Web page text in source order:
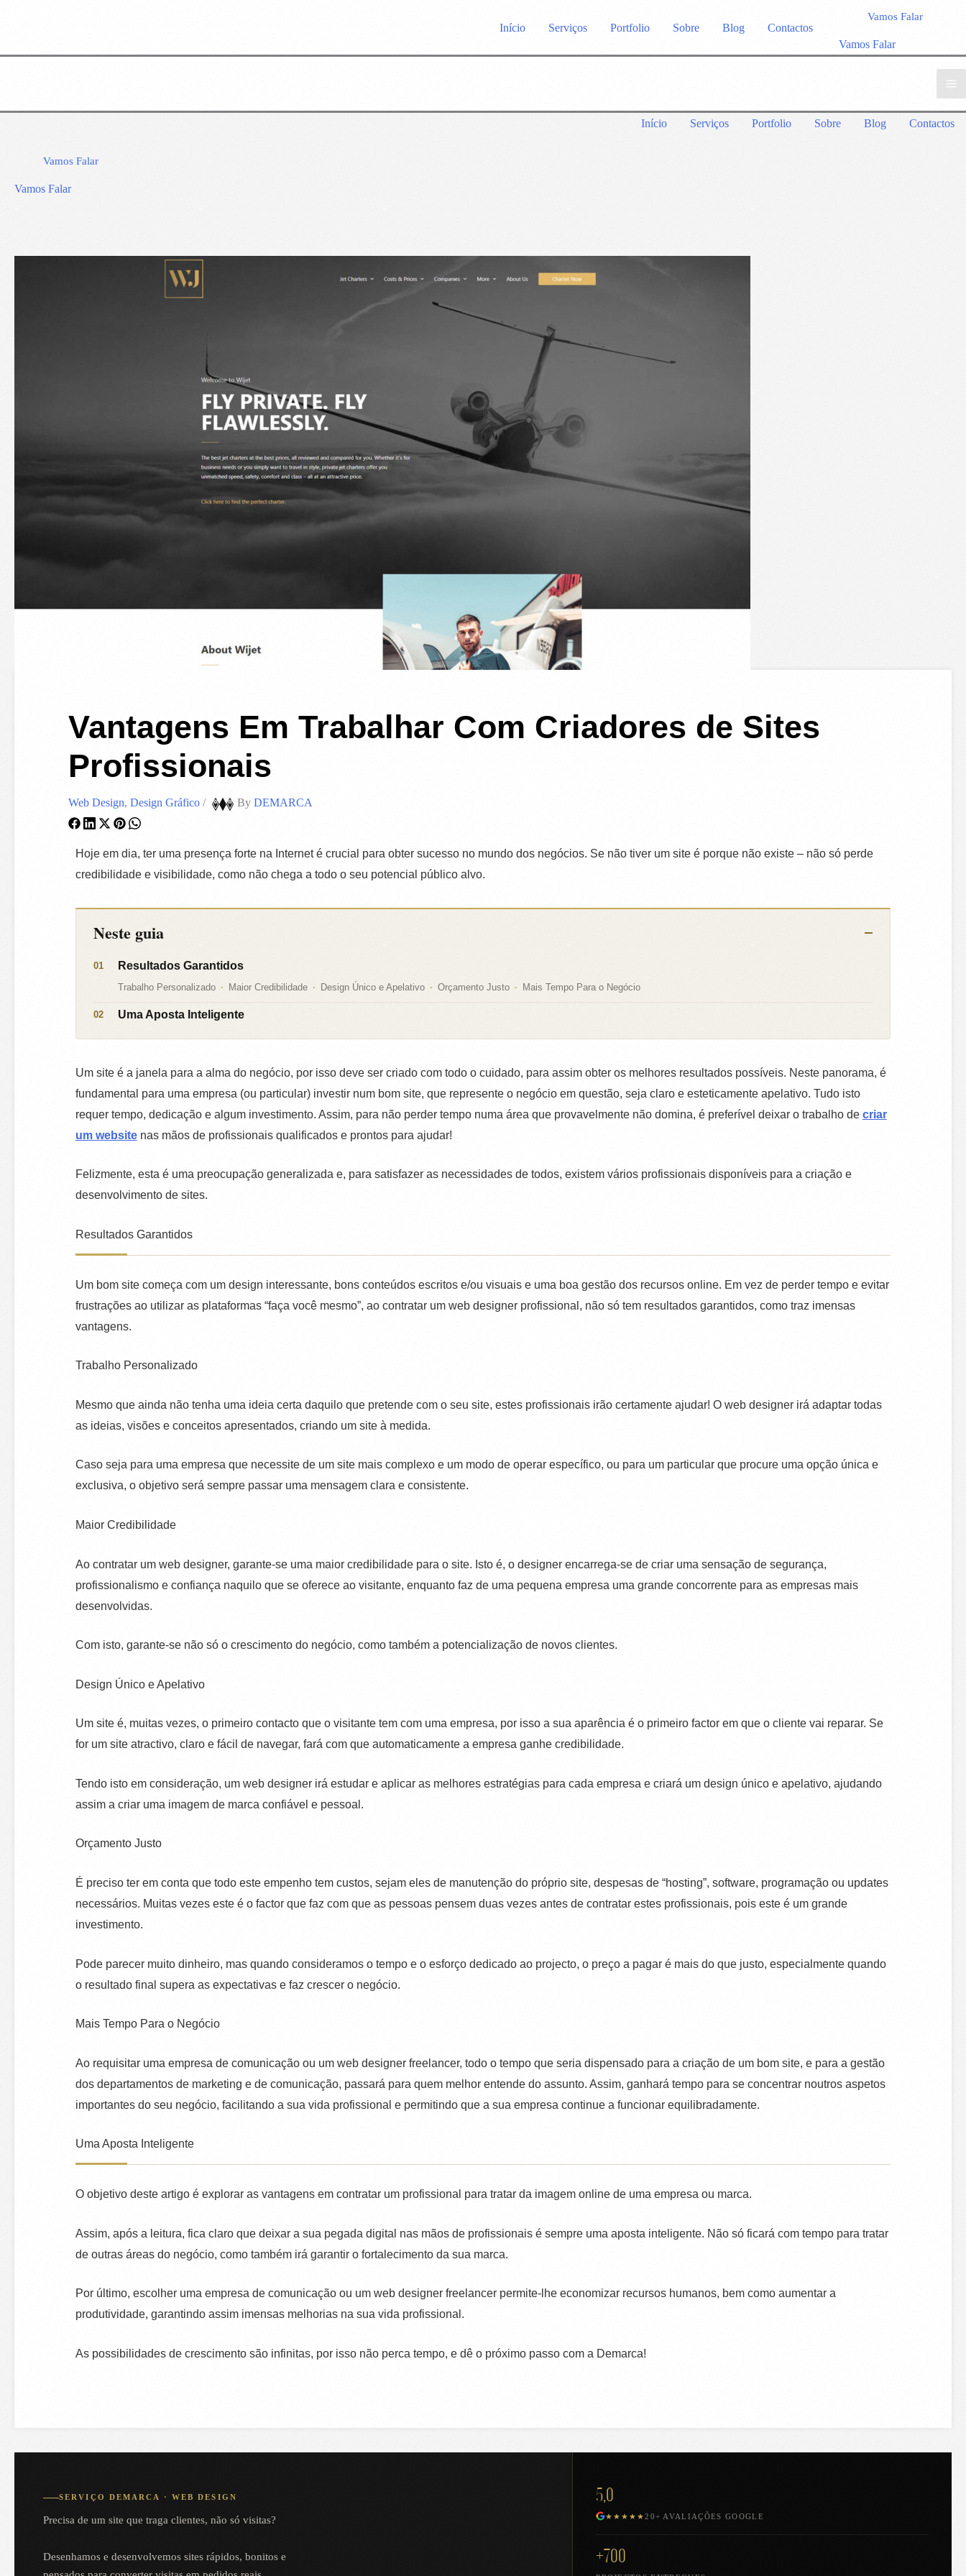
Início Serviços Portfolio Sobre Blog Contactos
Vamos Falar
Vamos Falar
Início Serviços Portfolio Sobre Blog Contactos
Vamos Falar
Vamos Falar
Vantagens Em Trabalhar Com Criadores de Sites
Profissionais
Web Design, Design Gráfico/ By DEMARCA
Hoje em dia, ter uma presença forte na Internet é crucial para obter sucesso no mundo dos negócios. Se não tiver um site é porque não existe – não só perde
credibilidade e visibilidade, como não chega a todo o seu potencial público alvo.
Neste guia
Resultados Garantidos
Trabalho Personalizado Maior Credibilidade Design Único e Apelativo Orçamento Justo Mais Tempo Para o Negócio
Uma Aposta Inteligente
Um site é a janela para a alma do negócio, por isso deve ser criado com todo o cuidado, para assim obter os melhores resultados possíveis. Neste panorama, é
fundamental para uma empresa (ou particular) investir num bom site, que represente o negócio em questão, seja claro e esteticamente apelativo. Tudo isto
requer tempo, dedicação e algum investimento. Assim, para não perder tempo numa área que provavelmente não domina, é preferível deixar o trabalho de criar
um websitenas mãos de profissionais qualificados e prontos para ajudar!
Felizmente, esta é uma preocupação generalizada e, para satisfazer as necessidades de todos, existem vários profissionais disponíveis para a criação e
desenvolvimento de sites.
Resultados Garantidos
Um bom site começa com um design interessante, bons conteúdos escritos e/ou visuais e uma boa gestão dos recursos online. Em vez de perder tempo e evitar
frustrações ao utilizar as plataformas “faça você mesmo”, ao contratar um web designer profissional, não só tem resultados garantidos, como traz imensas
vantagens.
Trabalho Personalizado
Mesmo que ainda não tenha uma ideia certa daquilo que pretende com o seu site, estes profissionais irão certamente ajudar! O web designer irá adaptar todas
as ideias, visões e conceitos apresentados, criando um site à medida.
Caso seja para uma empresa que necessite de um site mais complexo e um modo de operar específico, ou para um particular que procure uma opção única e
exclusiva, o objetivo será sempre passar uma mensagem clara e consistente.
Maior Credibilidade
Ao contratar um web designer, garante-se uma maior credibilidade para o site. Isto é, o designer encarrega-se de criar uma sensação de segurança,
profissionalismo e confiança naquilo que se oferece ao visitante, enquanto faz de uma pequena empresa uma grande concorrente para as empresas mais
desenvolvidas.
Com isto, garante-se não só o crescimento do negócio, como também a potencialização de novos clientes.
Design Único e Apelativo
Um site é, muitas vezes, o primeiro contacto que o visitante tem com uma empresa, por isso a sua aparência é o primeiro factor em que o cliente vai reparar. Se
for um site atractivo, claro e fácil de navegar, fará com que automaticamente a empresa ganhe credibilidade.
Tendo isto em consideração, um web designer irá estudar e aplicar as melhores estratégias para cada empresa e criará um design único e apelativo, ajudando
assim a criar uma imagem de marca confiável e pessoal.
Orçamento Justo
É preciso ter em conta que todo este empenho tem custos, sejam eles de manutenção do próprio site, despesas de “hosting”, software, programação ou updates
necessários. Muitas vezes este é o factor que faz com que as pessoas pensem duas vezes antes de contratar estes profissionais, pois este é um grande
investimento.
Pode parecer muito dinheiro, mas quando consideramos o tempo e o esforço dedicado ao projecto, o preço a pagar é mais do que justo, especialmente quando
o resultado final supera as expectativas e faz crescer o negócio.
Mais Tempo Para o Negócio
Ao requisitar uma empresa de comunicação ou um web designer freelancer, todo o tempo que seria dispensado para a criação de um bom site, e para a gestão
dos departamentos de marketing e de comunicação, passará para quem melhor entende do assunto. Assim, ganhará tempo para se concentrar noutros aspetos
importantes do seu negócio, facilitando a sua vida profissional e permitindo que a sua empresa continue a funcionar equilibradamente.
Uma Aposta Inteligente
O objetivo deste artigo é explorar as vantagens em contratar um profissional para tratar da imagem online de uma empresa ou marca.
Assim, após a leitura, fica claro que deixar a sua pegada digital nas mãos de profissionais é sempre uma aposta inteligente. Não só ficará com tempo para tratar
de outras áreas do negócio, como também irá garantir o fortalecimento da sua marca.
Por último, escolher uma empresa de comunicação ou um web designer freelancer permite-lhe economizar recursos humanos, bem como aumentar a
produtividade, garantindo assim imensas melhorias na sua vida profissional.
As possibilidades de crescimento são infinitas, por isso não perca tempo, e dê o próximo passo com a Demarca!
SERVIÇO DEMARCA · WEB DESIGN
Precisa de um site que traga clientes, não só visitas?
Desenhamos e desenvolvemos sites rápidos, bonitos e
5,0
★★★★★20+ AVALIAÇÕES GOOGLE
+700